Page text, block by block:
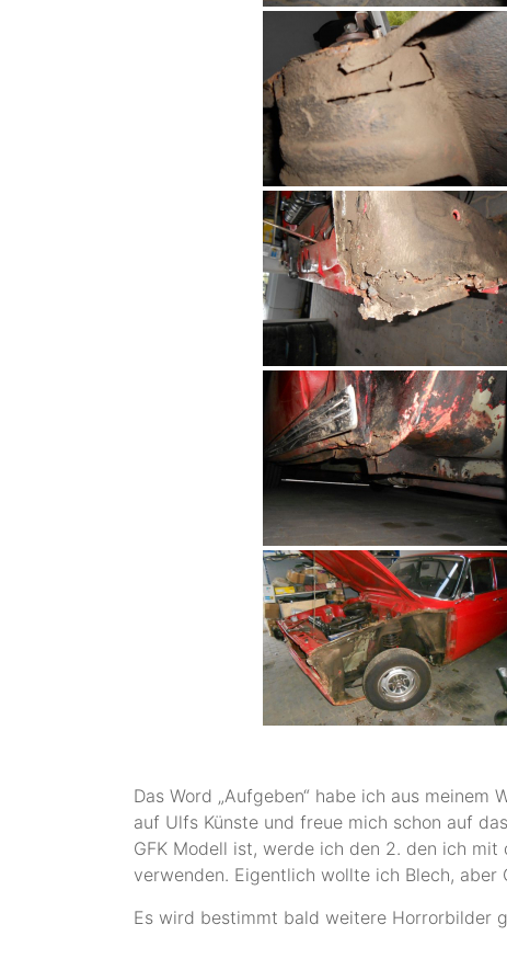
Das Word „Aufgeben“ habe ich aus
auf Ulfs Künste und freue mich schon auf
GFK Modell ist, werde ich den 2. den ich
verwenden. Eigentlich wollte ich Blech, aber
Es wird bestimmt bald weitere Horrorbilder